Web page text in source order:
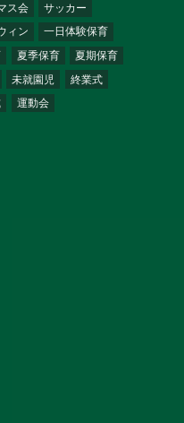
ス会
サッカー
ィン
一日体験保育
夏季保育
夏期保育
未就園児
終業式
運動会